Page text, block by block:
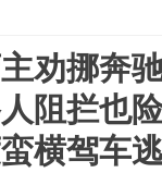
劝挪奔
阻拦也
横驾车